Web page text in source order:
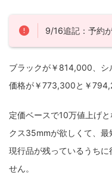
9/16追記：予約
ブラックが￥814,000、
価格が￥773,300と￥
定価ベースで10万値上げ
クス35mmが欲しくて、
現行品が残っているうち
せん。